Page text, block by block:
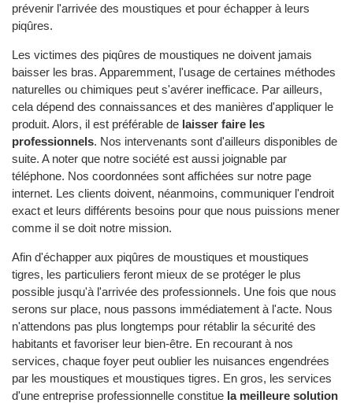
prévenir l'arrivée des moustiques et pour échapper à leurs
piqûres.
Les victimes des piqûres de moustiques ne doivent jamais
baisser les bras. Apparemment, l'usage de certaines méthodes
naturelles ou chimiques peut s'avérer inefficace. Par ailleurs,
cela dépend des connaissances et des manières d'appliquer le
produit. Alors, il est préférable de laisser faire les
professionnels. Nos intervenants sont d'ailleurs disponibles de
suite. A noter que notre société est aussi joignable par
téléphone. Nos coordonnées sont affichées sur notre page
internet. Les clients doivent, néanmoins, communiquer l'endroit
exact et leurs différents besoins pour que nous puissions mener
comme il se doit notre mission.
Afin d'échapper aux piqûres de moustiques et moustiques
tigres, les particuliers feront mieux de se protéger le plus
possible jusqu'à l'arrivée des professionnels. Une fois que nous
serons sur place, nous passons immédiatement à l'acte. Nous
n'attendons pas plus longtemps pour rétablir la sécurité des
habitants et favoriser leur bien-être. En recourant à nos
services, chaque foyer peut oublier les nuisances engendrées
par les moustiques et moustiques tigres. En gros, les services
d'une entreprise professionnelle constitue la meilleure solution